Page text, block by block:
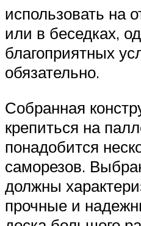
использовать на
или в беседках,
благоприятных
обязательно.
Собранная
крепиться на
понадобится
саморезов.
должны
прочные и